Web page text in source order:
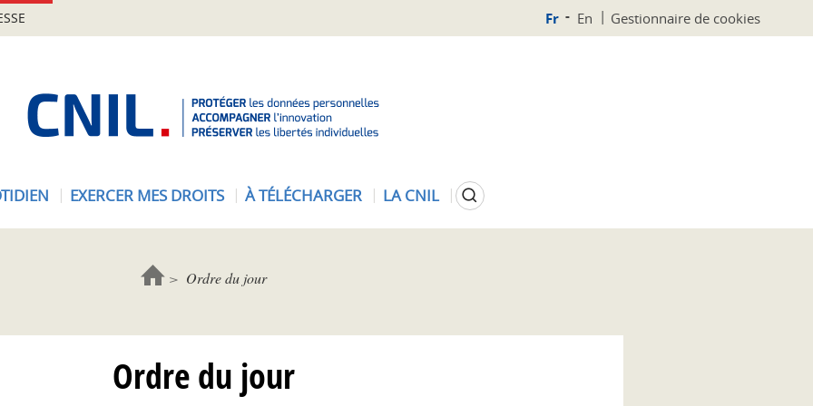
Fr En Gestionnaire de cookies
EXERCER MES DROITS À TÉLÉCHARGER LA CNIL Rechercher
Ordre du jour
Ordre du jour